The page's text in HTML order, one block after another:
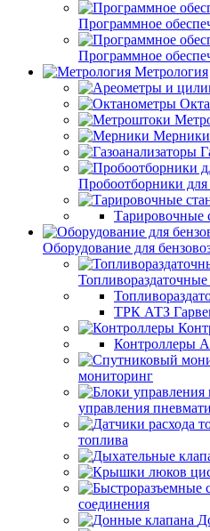
Программное
Программное
Метрология
Мерники
Пробоотборники для
Тарировочные
Оборудование для
Топливораздаточные
ТРК АТЗ
Контроллеры
мониторинг
управления
топлива
соединения